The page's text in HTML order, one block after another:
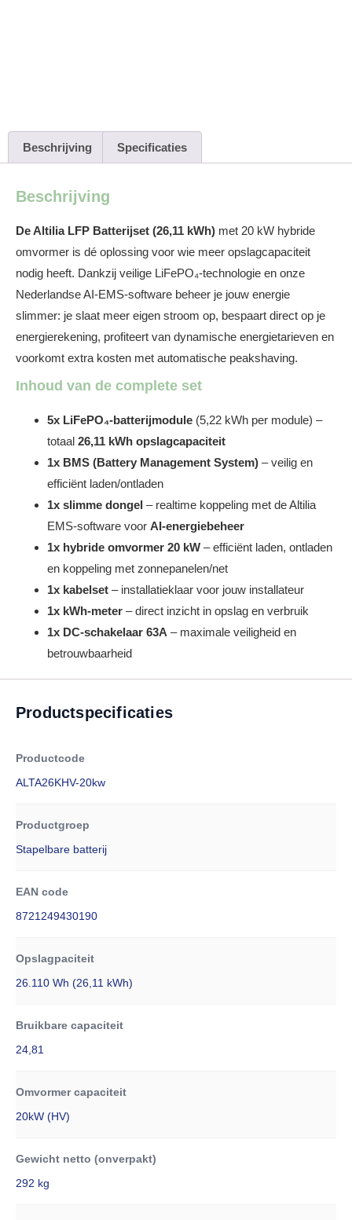
Beschrijving Specificaties
Beschrijving
De Altilia LFP Batterijset (26,11 kWh) met 20 kW hybride
omvormer is dé oplossing voor wie meer opslagcapaciteit
nodig heeft. Dankzij veilige LiFePO₄-technologie en onze
Nederlandse AI-EMS-software beheer je jouw energie
slimmer: je slaat meer eigen stroom op, bespaart direct op je
energierekening, profiteert van dynamische energietarieven en
voorkomt extra kosten met automatische peakshaving.
Inhoud van de complete set
5x LiFePO₄-batterijmodule (5,22 kWh per module) –
totaal 26,11 kWh opslagcapaciteit
1x BMS (Battery Management System) – veilig en
efficiënt laden/ontladen
1x slimme dongel – realtime koppeling met de Altilia
EMS-software voor AI-energiebeheer
1x hybride omvormer 20 kW – efficiënt laden, ontladen
en koppeling met zonnepanelen/net
1x kabelset – installatieklaar voor jouw installateur
1x kWh-meter – direct inzicht in opslag en verbruik
1x DC-schakelaar 63A – maximale veiligheid en
betrouwbaarheid
Productspecificaties
Productcode
ALTA26KHV-20kw
Productgroep
Stapelbare batterij
EAN code
8721249430190
Opslagpaciteit
26.110 Wh (26,11 kWh)
Bruikbare capaciteit
24,81
Omvormer capaciteit
20kW (HV)
Gewicht netto (onverpakt)
292 kg